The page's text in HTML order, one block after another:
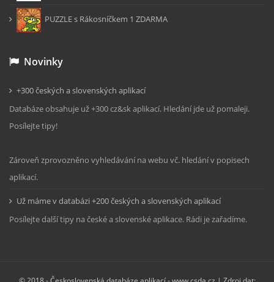
PUZZLE s Rákosníčkem 1 ZDARMA
Novinky
+300 českých a slovenských aplikací
Databáze obsahuje už +300 cz&sk aplikací. Hledání jde už pomaleji.
Posílejte tipy!
Zároveň zprovozněno vyhledávání na webu vč. hledání v popisech
aplikací.
Už máme v databázi +200 českých a slovenských aplikací
Posílejte další tipy na české a slovenské aplikace. Rádi je zařadíme.